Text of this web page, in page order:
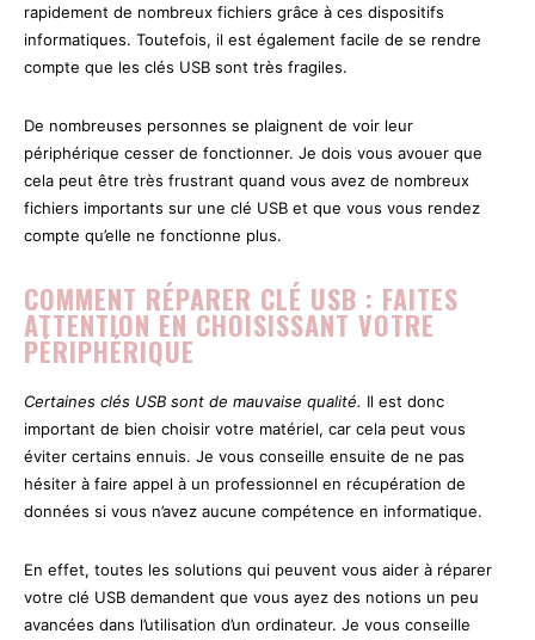
rapidement de nombreux fichiers grâce à ces dispositifs
informatiques. Toutefois, il est également facile de se rendre
compte que les clés USB sont très fragiles.
De nombreuses personnes se plaignent de voir leur
périphérique cesser de fonctionner. Je dois vous avouer que
cela peut être très frustrant quand vous avez de nombreux
fichiers importants sur une clé USB et que vous vous rendez
compte qu’elle ne fonctionne plus.
COMMENT RÉPARER CLÉ USB : FAITES
ATTENTION EN CHOISISSANT VOTRE
PÉRIPHÉRIQUE
Certaines clés USB sont de mauvaise qualité. Il est donc
important de bien choisir votre matériel, car cela peut vous
éviter certains ennuis. Je vous conseille ensuite de ne pas
hésiter à faire appel à un professionnel en récupération de
données si vous n’avez aucune compétence en informatique.
En effet, toutes les solutions qui peuvent vous aider à réparer
votre clé USB demandent que vous ayez des notions un peu
avancées dans l’utilisation d’un ordinateur. Je vous conseille